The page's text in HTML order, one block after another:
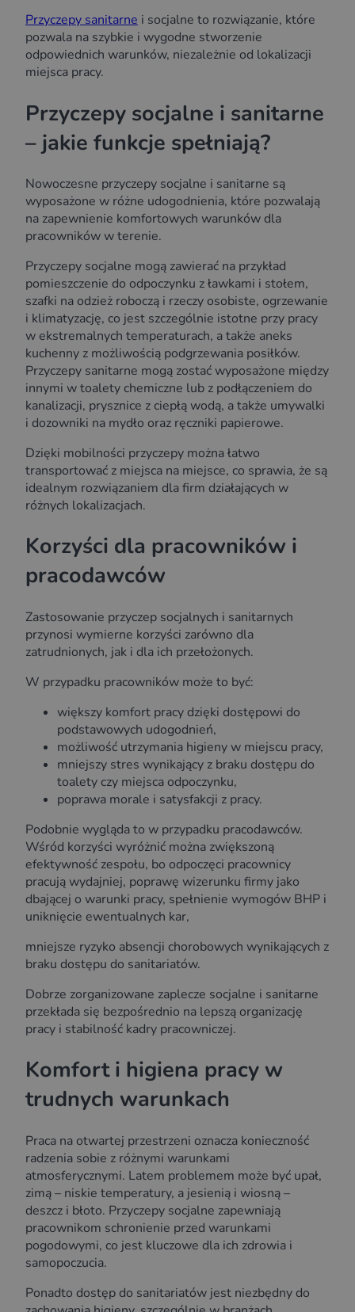
Przyczepy sanitarne i socjalne to rozwiązanie, które
pozwala na szybkie i wygodne stworzenie
odpowiednich warunków, niezależnie od lokalizacji
miejsca pracy.
Przyczepy socjalne i sanitarne
– jakie funkcje spełniają?
Nowoczesne przyczepy socjalne i sanitarne są
wyposażone w różne udogodnienia, które pozwalają
na zapewnienie komfortowych warunków dla
pracowników w terenie.
Przyczepy socjalne mogą zawierać na przykład
pomieszczenie do odpoczynku z ławkami i stołem,
szafki na odzież roboczą i rzeczy osobiste, ogrzewanie
i klimatyzację, co jest szczególnie istotne przy pracy
w ekstremalnych temperaturach, a także aneks
kuchenny z możliwością podgrzewania posiłków.
Przyczepy sanitarne mogą zostać wyposażone między
innymi w toalety chemiczne lub z podłączeniem do
kanalizacji, prysznice z ciepłą wodą, a także umywalki
i dozowniki na mydło oraz ręczniki papierowe.
Dzięki mobilności przyczepy można łatwo
transportować z miejsca na miejsce, co sprawia, że są
idealnym rozwiązaniem dla firm działających w
różnych lokalizacjach.
Korzyści dla pracowników i
pracodawców
Zastosowanie przyczep socjalnych i sanitarnych
przynosi wymierne korzyści zarówno dla
zatrudnionych, jak i dla ich przełożonych.
W przypadku pracowników może to być:
większy komfort pracy dzięki dostępowi do
podstawowych udogodnień,
możliwość utrzymania higieny w miejscu pracy,
mniejszy stres wynikający z braku dostępu do
toalety czy miejsca odpoczynku,
poprawa morale i satysfakcji z pracy.
Podobnie wygląda to w przypadku pracodawców.
Wśród korzyści wyróżnić można zwiększoną
efektywność zespołu, bo odpoczęci pracownicy
pracują wydajniej, poprawę wizerunku firmy jako
dbającej o warunki pracy, spełnienie wymogów BHP i
uniknięcie ewentualnych kar,
mniejsze ryzyko absencji chorobowych wynikających z
braku dostępu do sanitariatów.
Dobrze zorganizowane zaplecze socjalne i sanitarne
przekłada się bezpośrednio na lepszą organizację
pracy i stabilność kadry pracowniczej.
Komfort i higiena pracy w
trudnych warunkach
Praca na otwartej przestrzeni oznacza konieczność
radzenia sobie z różnymi warunkami
atmosferycznymi. Latem problemem może być upał,
zimą – niskie temperatury, a jesienią i wiosną –
deszcz i błoto. Przyczepy socjalne zapewniają
pracownikom schronienie przed warunkami
pogodowymi, co jest kluczowe dla ich zdrowia i
samopoczucia.
Ponadto dostęp do sanitariatów jest niezbędny do